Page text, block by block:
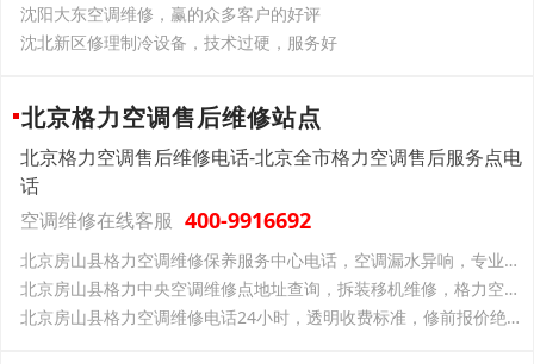
沈阳大东空调维修，赢的众多客户的好评
沈北新区修理制冷设备，技术过硬，服务好
北京格力空调售后维修站点
北京格力空调售后维修电话-北京全市格力空调售后服务点电
话
空调维修在线客服 400-9916692
北京房山县格力空调维修保养服务中心电话，空调漏水异响，专业师傅一次修好
北京房山县格力中央空调维修点地址查询，拆装移机维修，格力空调全搞定
北京房山县格力空调维修电话24小时，透明收费标准，修前报价绝不乱加价